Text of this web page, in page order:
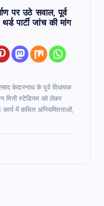
पर उठे सवाल, पूर्व
पार्टी जांच की मांग
केदारनाथ के पूर्व विधायक
मिनी स्टेडियम को लेकर
कार्य में कथित अनियमितताओं,